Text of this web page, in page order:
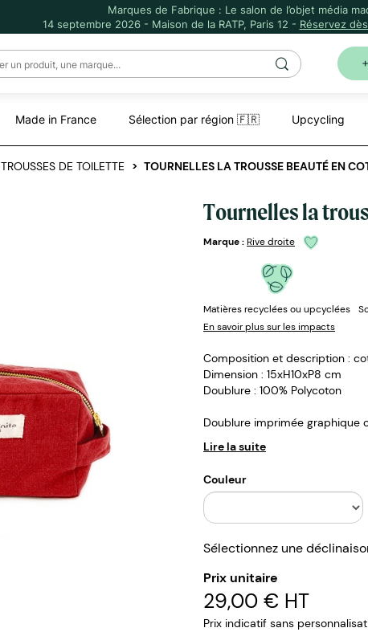
Marques de Fabrique : Le salon de l’objet média
14 septembre 2026 - Maison de la RATP, Paris 12 - Réservez
Made in France Sélection par région 🇫🇷 Upcycling
TROUSSES DE TOILETTE TOURNELLES LA TROUSSE BEAUTÉ EN
Tournelles la
Marque :Rive droite
Matières recyclées ou upcyclées
En savoir plus sur les impacts
Composition et description :
Dimension : 15xH10xP8 cm
Doublure : 100% Polycoton
Doublure imprimée graphique
Lire la suite
Couleur
Sélectionnez une
Prix unitaire
29,00 € HT
Prix indicatif sans